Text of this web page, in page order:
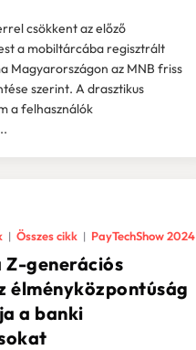
csökkent az előző
a mobiltárcába regisztrált
Magyarországon az MNB friss
szerint. A drasztikus
a felhasználók
Z-generációs
élményközpontúság
a banki
Összes cikk PayTechShow 2024